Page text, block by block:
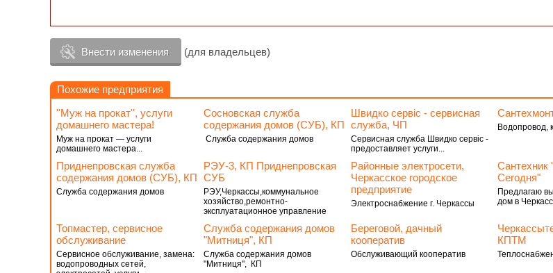
Внести изменения (для владельцев)
Похожие предприятия
''Муж на прокат'', услуги
домашнего мастера!
Муж на прокат — услуги
домашнего мастера...
Сосновская служба
содержания домов (СУБ), КП
Служба содержания домов
Швидко сервіс - сервисная
служба, ЧП
Сервисная служба Швидко сервіс -
предоставляет услуги...
Водопровод,
Приднепровская служба
содержания домов (СУБ), КП
Служба содержания домов
РЭУ-3, КП Приднепровская
СУБ
РЭУ,Черкассы,коммунальное
хозяйство,ремонтно-
эксплуатационное управление
Районные электросети,
Черкасское городское
предприятие
Электроснабжение г. Черкассы
Сантехник
Сегодня"
Предлагаю
дом в
Топмастер, сервисное
обслуживание
Сервисное обслуживание, замена:
водопроводных сетей,
Служба содержания домов
"Митниця", КП
Служба содержания домов
"Митниця", КП
Береговой, дачный
кооператив
Обслуживающий кооператив
КПТМ